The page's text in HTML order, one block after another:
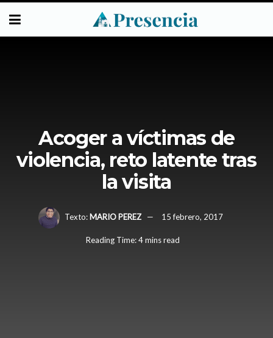
Acoger a víctimas de
violencia, reto latente tras
la visita
Texto: MARIO PEREZ 15 febrero, 2017
Reading Time: 4 mins read